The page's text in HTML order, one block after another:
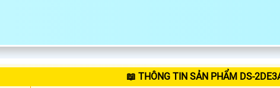
📖 THÔNG TIN SẢN PHẨM DS-